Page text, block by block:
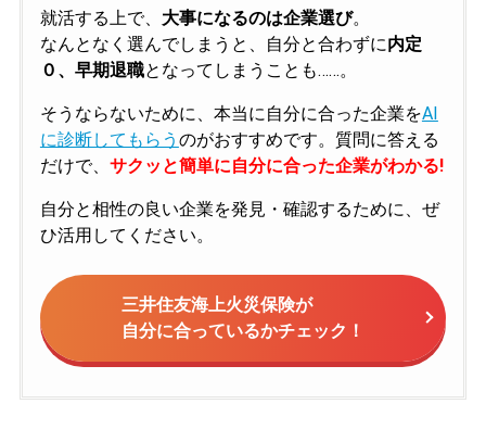
就活する上で、 大事になるのは企業選び。
なんとなく選んでしまうと、自分と合わずに内定
０、早期退職となってしまうことも……。
そうならないために、本当に自分に合った企業をAI
に診断してもらう のがおすすめです。質問に答える
だけで、 サクッと簡単に自分に合った企業がわかる!
自分と相性の良い企業を発見・確認するために、ぜ
ひ活用してください。
三井住友海上火災保険が
自分に合っているかチェック！